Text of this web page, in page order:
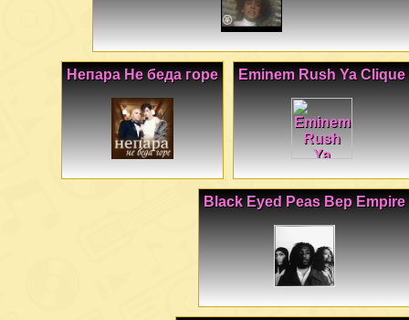
Eminem Rush Ya Clique
Непара Не беда горе
Black Eyed Peas Bep Empire